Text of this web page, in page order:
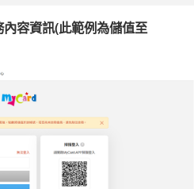
容資訊(此範例為儲值至